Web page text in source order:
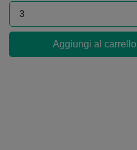
Aggiungi al carrello